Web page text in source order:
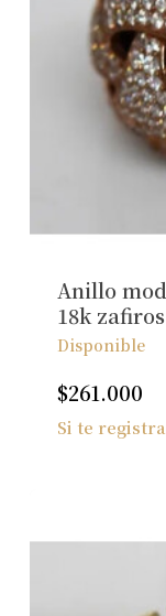
No
Anillo
18k
Disponible
$261.000
Si te